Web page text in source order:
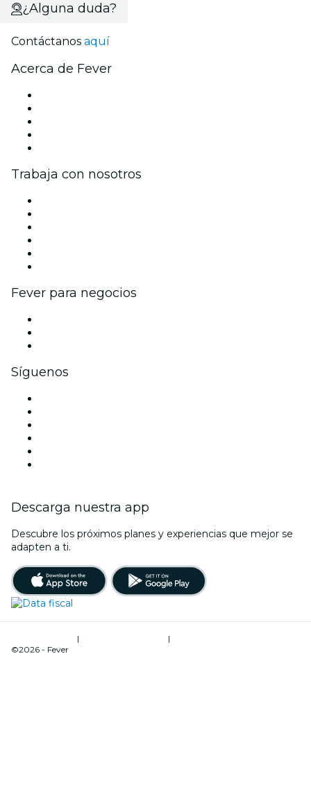
¿Alguna duda?
Contáctanos aquí
Acerca de Fever
Trabaja con nosotros
Fever para negocios
Síguenos
Descarga nuestra app
Descubre los próximos planes y experiencias que mejor se
adapten a ti.
| |
©2026 - Fever